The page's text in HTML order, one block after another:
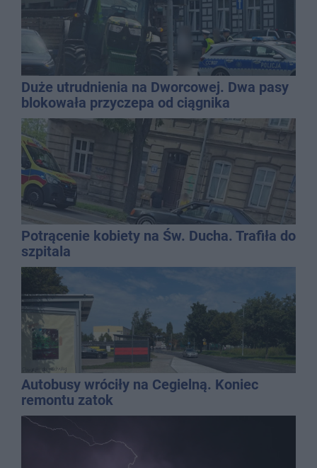
Duże utrudnienia na Dworcowej. Dwa pasy
blokowała przyczepa od ciągnika
Potrącenie kobiety na Św. Ducha. Trafiła do
szpitala
Autobusy wróciły na Cegielną. Koniec
remontu zatok